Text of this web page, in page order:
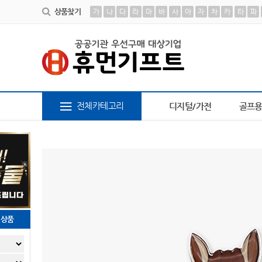
상품찾기 가 나 다 라 마 바 사 아 자 차 카 타 파
AP-100209
전체카테고리 디지털/가전 골프
품